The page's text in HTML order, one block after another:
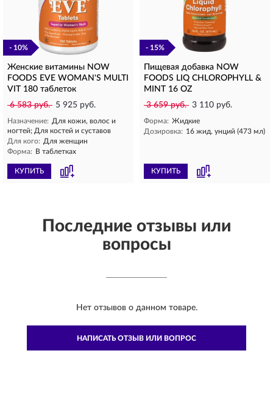
- 10%
Женские витамины NOW
FOODS EVE WOMAN'S MULTI
VIT 180 таблеток
6 583 руб. 5 925 руб.
Назначение: Для кожи, волос и
ногтей; Для костей и суставов
Для кого: Для женщин
Форма: В таблетках
КУПИТЬ
- 15%
Пищевая добавка NOW
FOODS LIQ CHLOROPHYLL &
MINT 16 OZ
3 659 руб. 3 110 руб.
Форма: Жидкие
Дозировка: 16 жид. унций (473 мл)
КУПИТЬ
Последние отзывы или
вопросы
Нет отзывов о данном товаре.
НАПИСАТЬ ОТЗЫВ ИЛИ ВОПРОС